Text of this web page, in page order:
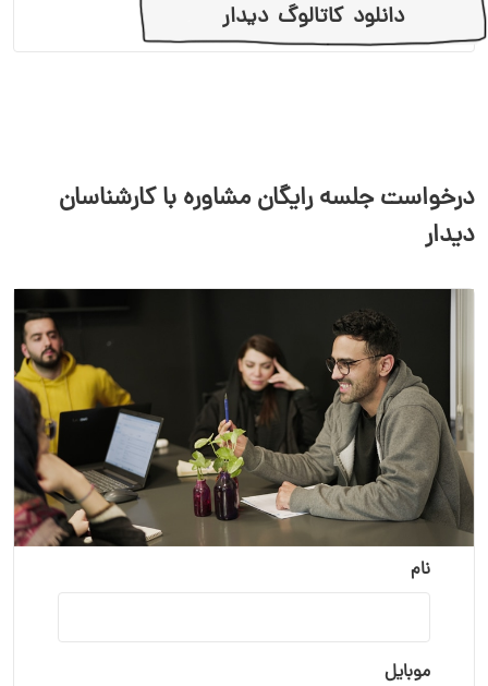
دانلود کاتالوگ دیدار
درخواست جلسه رایگان مشاوره با کارشناسان
دیدار
نام
موبایل